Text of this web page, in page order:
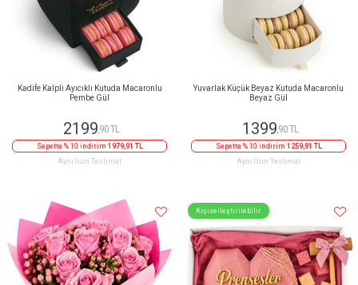
Kadife Kalpli Ayıcıklı Kutuda Macaronlu
Pembe Gül
2199,90 TL
Sepette % 10 indirim 1979,91 TL
Aynı Gün Teslimat
Yuvarlak Küçük Beyaz Kutuda Macaronlu
Beyaz Gül
1399,90 TL
Sepette % 10 indirim 1259,91 TL
Aynı Gün Teslimat
Kişiselleştirilebilir